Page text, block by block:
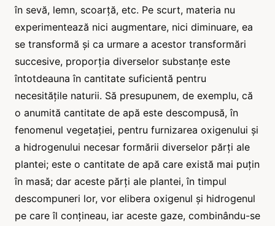
în sevă, lemn, scoarță, etc. Pe scurt, materia nu
experimentează nici augmentare, nici diminuare, ea
se transformă și ca urmare a acestor transformări
succesive, proporția diverselor substanțe este
întotdeauna în cantitate suficientă pentru
necesitățile naturii. Să presupunem, de exemplu, că
o anumită cantitate de apă este descompusă, în
fenomenul vegetației, pentru furnizarea oxigenului și
a hidrogenului necesar formării diverselor părți ale
plantei; este o cantitate de apă care există mai puțin
în masă; dar aceste părți ale plantei, în timpul
descompuneri lor, vor elibera oxigenul și hidrogenul
pe care îl conțineau, iar aceste gaze, combinându-se